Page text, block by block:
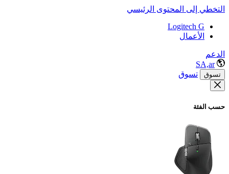
التخطي إلى المحتوى الرئيسي
Logitech G
الأعمال
الدعم
SA,ar
تسوق تسوق
حسب الفئة